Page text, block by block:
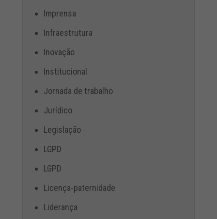
Imprensa
Infraestrutura
Inovação
Institucional
Jornada de trabalho
Jurídico
Legislação
LGPD
LGPD
Licença-paternidade
Liderança